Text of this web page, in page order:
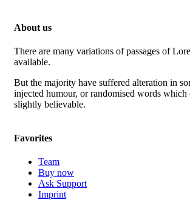
About us
There are many variations of passages of
available.
But the majority have suffered alteration in
injected humour, or randomised words which
slightly believable.
Favorites
Team
Buy now
Ask Support
Imprint